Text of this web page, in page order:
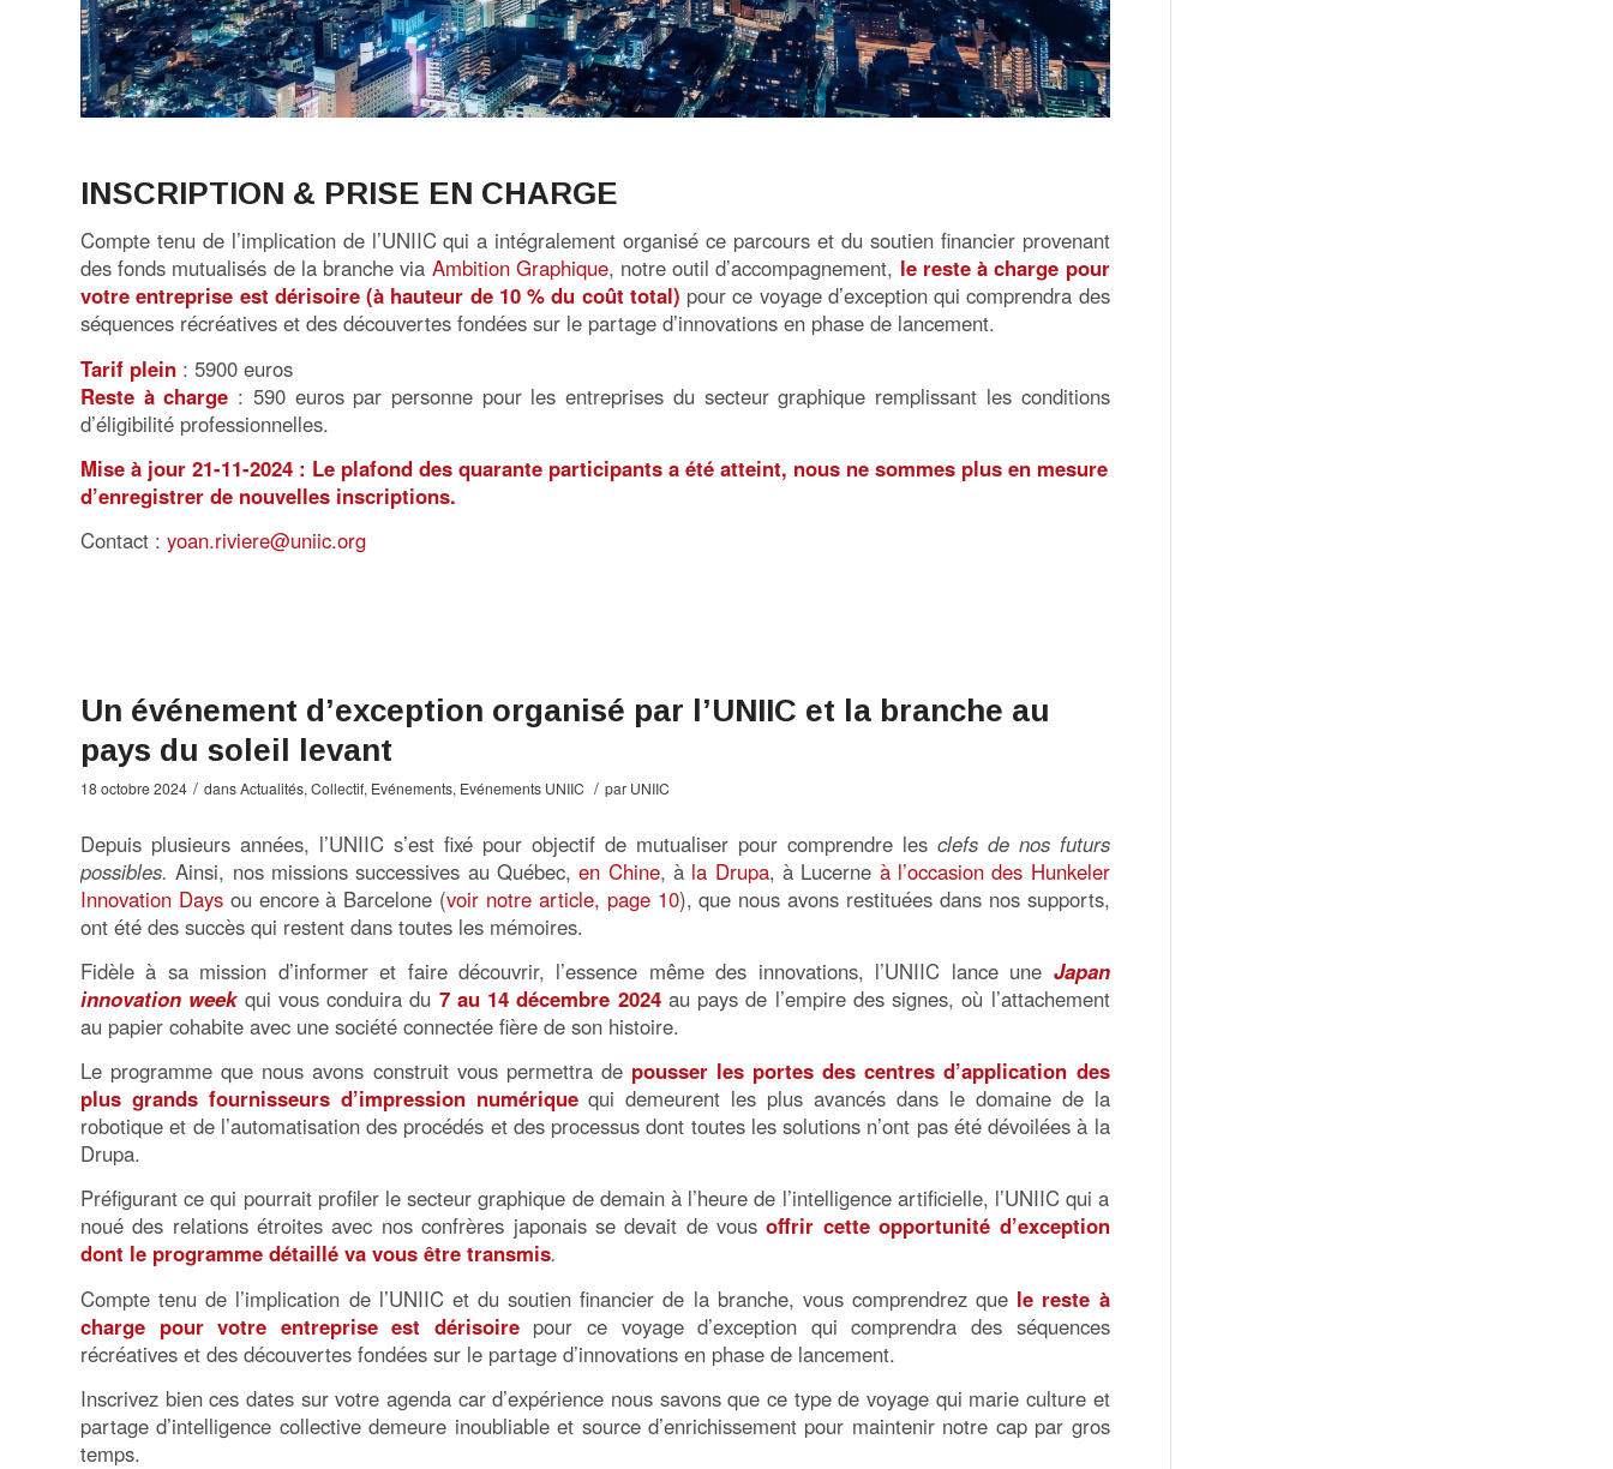
INSCRIPTION & PRISE EN CHARGE
Compte tenu de l’implication de l’UNIIC qui a intégralement organisé ce parcours et du soutien financier provenant
des fonds mutualisés de la branche via Ambition Graphique, notre outil d’accompagnement, le reste à charge pour
votre entreprise est dérisoire (à hauteur de 10 % du coût total) pour ce voyage d’exception qui comprendra des
séquences récréatives et des découvertes fondées sur le partage d’innovations en phase de lancement.
Tarif plein : 5900 euros
Reste à charge : 590 euros par personne pour les entreprises du secteur graphique remplissant les conditions
d’éligibilité professionnelles.
Mise à jour 21-11-2024 : Le plafond des quarante participants a été atteint, nous ne sommes plus en mesure
d’enregistrer de nouvelles inscriptions.
Contact : yoan.riviere@uniic.org
Un événement d’exception organisé par l’UNIIC et la branche au
pays du soleil levant
18 octobre 2024 / dansActualités, Collectif, Evénements, Evénements UNIIC / par UNIIC
Depuis plusieurs années, l’UNIIC s’est fixé pour objectif de mutualiser pour comprendre lesclefs de nos futurs
possibles.Ainsi, nos missions successives au Québec,en Chine, à la Drupa, à Lucerne à l’occasion des Hunkeler
Innovation Daysou encore à Barcelone (voir notre article, page 10), que nous avons restituées dans nos supports,
ont été des succès qui restent dans toutes les mémoires.
Fidèle à sa mission d’informer et faire découvrir, l’essence même des innovations, l’UNIIC lance une Japan
innovation weekqui vous conduira du 7 au 14 décembre 2024 au pays de l’empire des signes, où l’attachement
au papier cohabite avec une société connectée fière de son histoire.
Le programme que nous avons construit vous permettra de pousser les portes des centres d’application des
plus grands fournisseurs d’impression numériquequi demeurent les plus avancés dans le domaine de la
robotique et de l’automatisation des procédés et des processus dont toutes les solutions n’ont pas été dévoilées à la
Drupa.
Préfigurant ce qui pourrait profiler le secteur graphique de demain à l’heure de l’intelligence artificielle, l’UNIIC qui a
noué des relations étroites avec nos confrères japonais se devait de vousoffrir cette opportunité d’exception
dont le programme détaillé va vous être transmis.
Compte tenu de l’implication de l’UNIIC et du soutien financier de la branche, vous comprendrez que le reste à
charge pour votre entreprise est dérisoirepour ce voyage d’exception qui comprendra des séquences
récréatives et des découvertes fondées sur le partage d’innovations en phase de lancement.
Inscrivez bien ces dates sur votre agenda car d’expérience nous savons que ce type de voyage qui marie culture et
partage d’intelligence collective demeure inoubliable et source d’enrichissement pour maintenir notre cap par gros
temps.